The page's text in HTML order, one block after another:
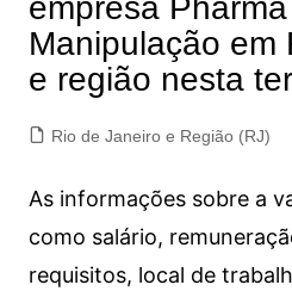
empresa
Manipulação em
e região nesta
Rio de Janeiro e Região (RJ)
As informações sobre a
como salário,
requisitos, local de